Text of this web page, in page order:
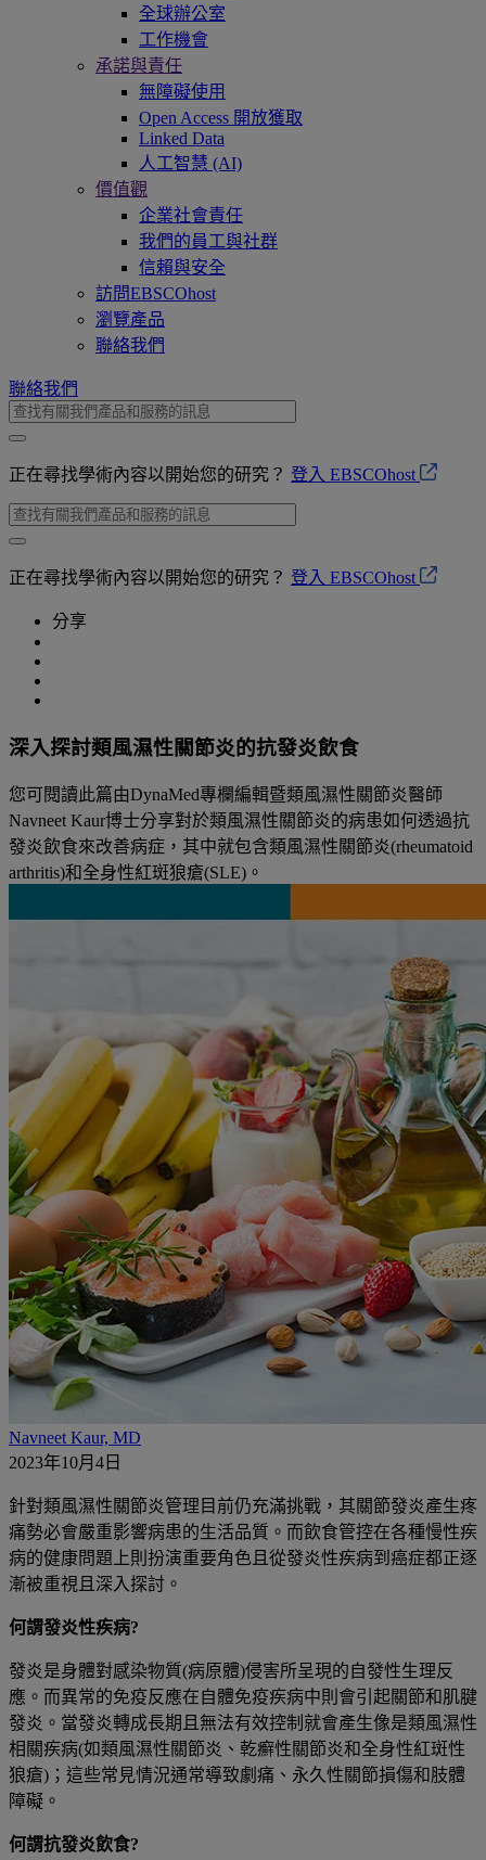
全球辦公室
工作機會
承諾與責任
無障礙使用
Open Access 開放獲取
Linked Data
人工智慧 (AI)
價值觀
企業社會責任
我們的員工與社群
信賴與安全
訪問EBSCOhost
瀏覽產品
聯絡我們
聯絡我們
正在尋找學術內容以開始您的研究？ 登入 EBSCOhost
正在尋找學術內容以開始您的研究？ 登入 EBSCOhost
分享
深入探討類風濕性關節炎的抗發炎飲食
您可閱讀此篇由DynaMed專欄編輯暨類風濕性關節炎醫師
Navneet Kaur博士分享對於類風濕性關節炎的病患如何透過抗
發炎飲食來改善病症，其中就包含類風濕性關節炎(rheumatoid
arthritis)和全身性紅斑狼瘡(SLE)。
Navneet Kaur, MD
2023年10月4日
針對類風濕性關節炎管理目前仍充滿挑戰，其關節發炎產生疼
痛勢必會嚴重影響病患的生活品質。而飲食管控在各種慢性疾
病的健康問題上則扮演重要角色且從發炎性疾病到癌症都正逐
漸被重視且深入探討。
何謂發炎性疾病?
發炎是身體對感染物質(病原體)侵害所呈現的自發性生理反
應。而異常的免疫反應在自體免疫疾病中則會引起關節和肌腱
發炎。當發炎轉成長期且無法有效控制就會產生像是類風濕性
相關疾病(如類風濕性關節炎、乾癬性關節炎和全身性紅斑性
狼瘡)；這些常見情況通常導致劇痛、永久性關節損傷和肢體
障礙。
何謂抗發炎飲食?